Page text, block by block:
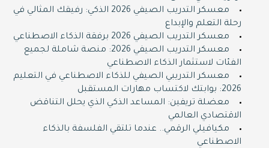
معسكر التدريب الصيفي 2026 الذكي: رفيقك المثالي في
رحلة التعلم والإبداع
معسكر التدريب الصيفي 2026 برفقة الذكاء الاصطناعي
معسكر التدريب الصيفي 2026: منصة شاملة لجميع
الفئات لاستثمار الذكاء الاصطناعي
معسكر التدريبي الصيفي للذكاء الاصطناعي في التعليم
2026: بوابتك لاكتساب مهارات المستقبل
معضلة تريفين: المساعد الذكي الذي يحلل التناقض
الاقتصادي العالمي
مكيافيلي الرقمي.. عندما تلتقي الفلسفة بالذكاء
الاصطناعي